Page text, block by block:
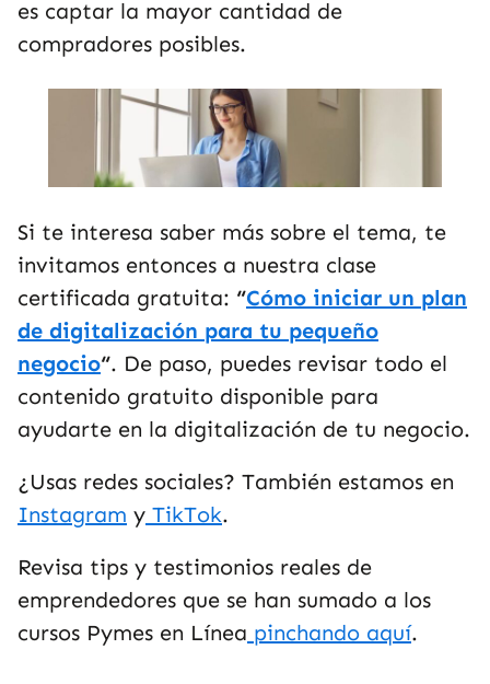
es captar la mayor cantidad de
compradores posibles.
Si te interesa saber más sobre el tema, te
invitamos entonces a nuestra clase
certificada gratuita: “Cómo iniciar un plan
de digitalización para tu pequeño
negocio“. De paso, puedes revisar todo el
contenido gratuito disponible para
ayudarte en la digitalización de tu negocio.
¿Usas redes sociales? También estamos en
Instagram y TikTok.
Revisa tips y testimonios reales de
emprendedores que se han sumado a los
cursos Pymes en Línea pinchando aquí.